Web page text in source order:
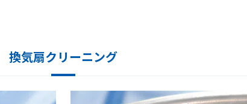
換気扇クリーニング